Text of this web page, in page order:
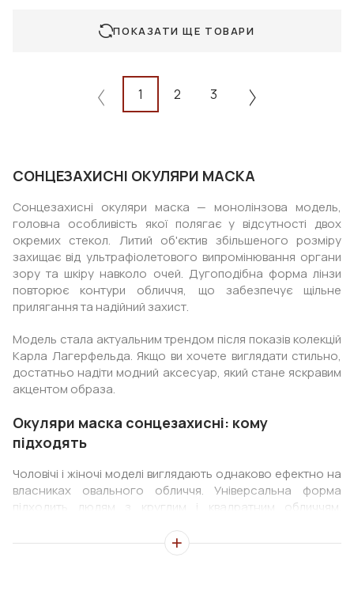
ПОКАЗАТИ ЩЕ ТОВАРИ
1 2 3
СОНЦЕЗАХИСНІ ОКУЛЯРИ МАСКА
Сонцезахисні окуляри маска — монолінзова модель,
головна особливість якої полягає у відсутності двох
окремих стекол. Литий об'єктив збільшеного розміру
захищає від ультрафіолетового випромінювання органи
зору та шкіру навколо очей. Дугоподібна форма лінзи
повторює контури обличчя, що забезпечує щільне
прилягання та надійний захист.
Модель стала актуальним трендом після показів колекцій
Карла Лагерфельда. Якщо ви хочете виглядати стильно,
достатньо надіти модний аксесуар, який стане яскравим
акцентом образа.
Окуляри маска сонцезахисні: кому
підходять
Чоловічі і жіночі моделі виглядають однаково ефектно на
власниках овального обличчя. Універсальна форма
підходить людям з круглим і квадратним обличчям.
обличчя варто вибрати модель із загостреними
куточками. Для людей із квадратним обличчям більше